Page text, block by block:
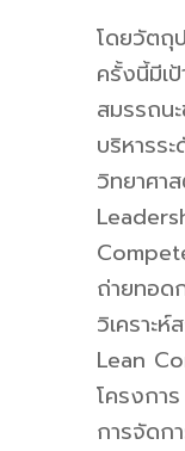
โดยวัตถุ
ครั้งนี้มีเ
สมรรถน
บริหารร
วิทยาศา
ถ่ายทอด
วิเคราะ
Lean
โครงกา
การจัด